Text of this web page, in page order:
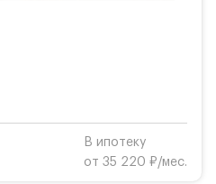
В ипотеку
от 35 220 ₽/мес.